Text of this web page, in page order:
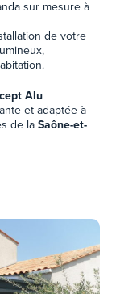
sur mesure à
de votre
Alu
et adaptée à
de la Saône-et-